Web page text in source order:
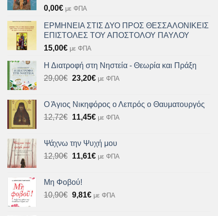
0,00€ με ΦΠΑ
ΕΡΜΗΝΕΙΑ ΣΤΙΣ ΔΥΟ ΠΡΟΣ ΘΕΣΣΑΛΟΝΙΚΕΙΣ
ΕΠΙΣΤΟΛΕΣ ΤΟΥ ΑΠΟΣΤΟΛΟΥ ΠΑΥΛΟΥ
15,00€ με ΦΠΑ
Η Διατροφή στη Νηστεία - Θεωρία και Πράξη
29,00€ Original
29,00€.
23,20€Η
είναι:
23,20€.
με ΦΠΑ
Ο Άγιος Νικηφόρος ο Λεπρός ο Θαυματουργός
12,72€ Original
12,72€.
11,45€Η
είναι:
11,45€.
με ΦΠΑ
Ψάχνω την Ψυχή μου
12,90€ Original
12,90€.
11,61€Η
11,61€.
με ΦΠΑ
Μη Φοβού!
10,90€ Original
9,81€Ημε ΦΠΑ